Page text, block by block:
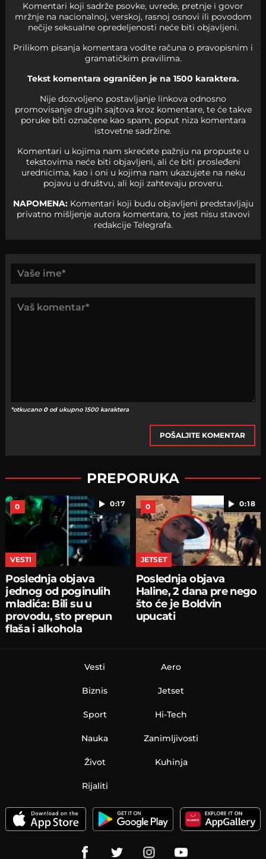
Komentari koji sadrže psovke, uvrede, pretnje i govor
mržnje na nacionalnoj, verskoj, rasnoj osnovi ili povodom
nečije seksualne opredeljenosti neće biti objavljeni.
Prilikom pisanja komentara vodite računa o pravopisnim i
gramatičkim pravilima.
Tekst komentara ograničen je na 1500 karaktera.
Nije dozvoljeno postavljanje linkova odnosno
promovisanje drugih sajtova kroz komentare, te će takve
poruke biti označene kao spam, poput niza komentara
istovetne sadržine.
Komentari u kojima nam skrećete pažnju na propuste u
tekstovima neće biti objavljeni, ali će biti prosleđeni
urednicima, kao i oni u kojima nam ukazujete na neku
pojavu u društvu, ali koji zahtevaju proveru.
NAPOMENA:Komentari koji budu objavljeni predstavljaju
privatno mišljenje autora komentara, to jest nisu stavovi
redakcije Telegrafa.
*otkucano 0 od ukupno 1500 karaktera
POŠALJITE KOMENTAR
PREPORUKA
0:17
0
VESTI
Poslednja objava
jednog od poginulih
mladića: Bili su u
provodu, sto prepun
flaša i alkohola
0:18
0
JETSET
Poslednja objava
Haline, 2 dana pre nego
što će je Boldvin
upucati
Vesti
Biznis
Sport
Nauka
Aero
Jetset
Hi-Tech
Zanimljivosti
Život Kuhinja
Rijaliti